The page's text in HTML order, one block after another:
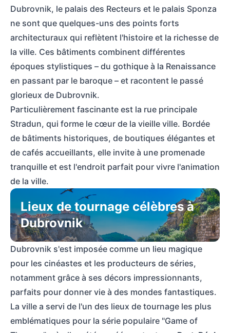
Dubrovnik, le palais des Recteurs et le palais Sponza
ne sont que quelques-uns des points forts
architecturaux qui reflètent l'histoire et la richesse de
la ville. Ces bâtiments combinent différentes
époques stylistiques – du gothique à la Renaissance
en passant par le baroque – et racontent le passé
glorieux de Dubrovnik.
Particulièrement fascinante est la rue principale
Stradun, qui forme le cœur de la vieille ville. Bordée
de bâtiments historiques, de boutiques élégantes et
de cafés accueillants, elle invite à une promenade
tranquille et est l'endroit parfait pour vivre l'animation
de la ville.
Lieux de tournage célèbres à
Dubrovnik
Dubrovnik s'est imposée comme un lieu magique
pour les cinéastes et les producteurs de séries,
notamment grâce à ses décors impressionnants,
parfaits pour donner vie à des mondes fantastiques.
La ville a servi de l'un des lieux de tournage les plus
emblématiques pour la série populaire "Game of